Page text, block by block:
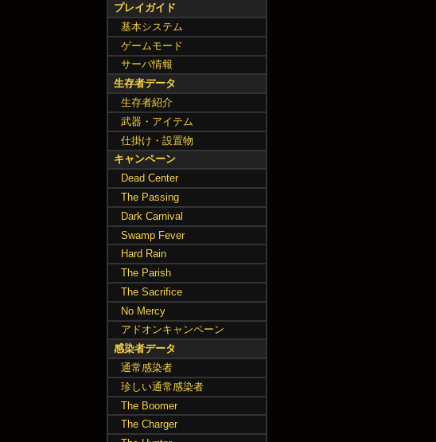
プレイガイド
基本システム
ゲームモード
サーバ情報
生存者データ
生存者紹介
武器・アイテム
仕掛け・設置物
キャンペーン
Dead Center
The Passing
Dark Carnival
Swamp Fever
Hard Rain
The Parish
The Sacrifice
No Mercy
アドオンキャンペーン
感染者データ
通常感染者
珍しい通常感染者
The Boomer
The Charger